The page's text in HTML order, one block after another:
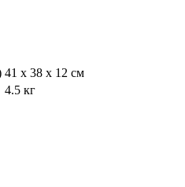
41 x 38 x 12 см
4.5 кг